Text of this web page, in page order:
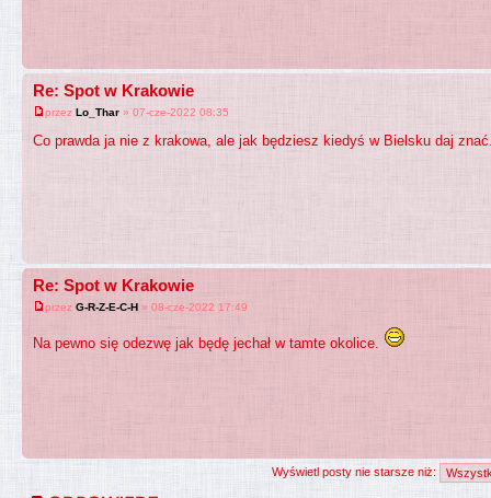
Re: Spot w Krakowie
przez Lo_Thar » 07-cze-2022 08:35
Co prawda ja nie z krakowa, ale jak będziesz kiedyś w Bielsku daj
Re: Spot w Krakowie
przez G-R-Z-E-C-H » 08-cze-2022 17:49
Na pewno się odezwę jak będę jechał w tamte okolice.
Wyświetl posty nie starsze niż: